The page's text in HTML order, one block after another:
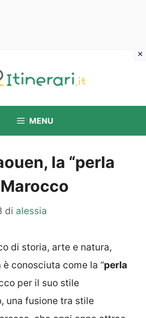
MENU
la “perla
di alessia
di storia, arte e natura,
è conosciuta come la “perla
per il suo stile
una fusione tra stile